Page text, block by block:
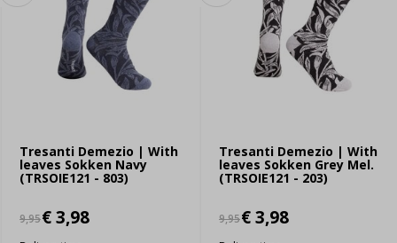
Tresanti Demezio | With
leaves Sokken Navy
(TRSOIE121 - 803)
9,95€ 3,98
Tresanti Demezio | With
leaves Sokken Grey Mel.
(TRSOIE121 - 203)
9,95€ 3,98